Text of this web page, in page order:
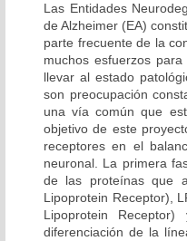
Las Entidades
de Alzheimer (EA)
parte frecuente de la
muchos esfuerzos
llevar al estado
son preocupación
una vía común que
objetivo de este
receptores en el
neuronal. La primera
de las proteínas que
Lipoprotein Receptor),
Lipoprotein
diferenciación de la